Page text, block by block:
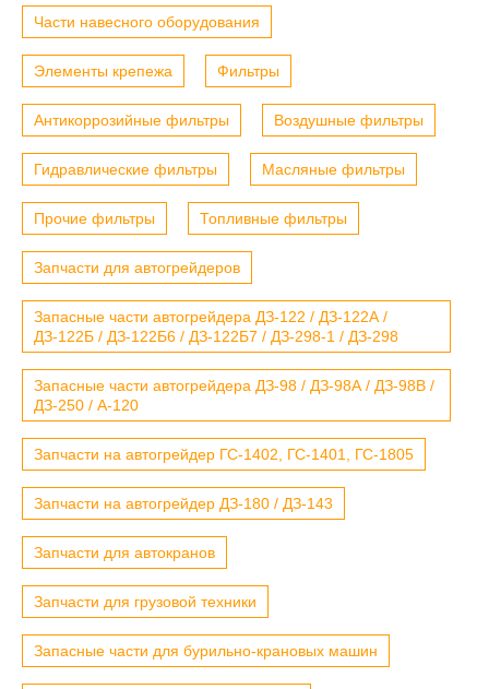
Части навесного оборудования
Элементы крепежа Фильтры
Антикоррозийные фильтры Воздушные фильтры
Гидравлические фильтры Масляные фильтры
Прочие фильтры Топливные фильтры
Запчасти для автогрейдеров
Запасные части автогрейдера ДЗ-122 / ДЗ-122А /
ДЗ-122Б / ДЗ-122Б6 / ДЗ-122Б7 / ДЗ-298-1 / ДЗ-298
Запасные части автогрейдера ДЗ-98 / ДЗ-98А / ДЗ-98В /
ДЗ-250 / А-120
Запчасти на автогрейдер ГС-1402, ГС-1401, ГС-1805
Запчасти на автогрейдер ДЗ-180 / ДЗ-143
Запчасти для автокранов
Запчасти для грузовой техники
Запасные части для бурильно-крановых машин